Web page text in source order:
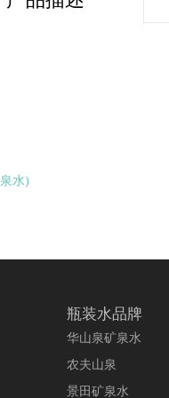
水)
瓶装水品牌
华山泉矿泉水
农夫山泉
景田矿泉水